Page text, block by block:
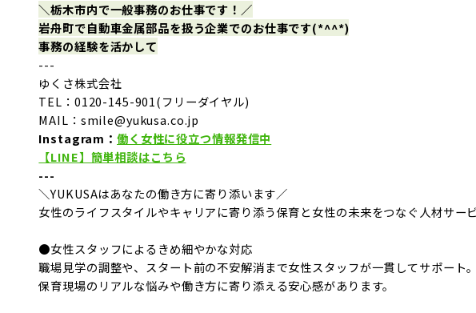
＼栃木市内で一般事務のお仕事です！／
岩舟町で自動車金属部品を扱う企業でのお仕事です(*^^*)
事務の経験を活かして
---
ゆくさ株式会社
TEL：0120-145-901(フリーダイヤル)
MAIL：smile@yukusa.co.jp
Instagram：働く女性に役立つ情報発信中
【LINE】簡単相談はこちら
---
＼YUKUSAはあなたの働き方に寄り添います／
女性のライフスタイルやキャリアに寄り添う保育と女性の未来をつなぐ人材サービ
●女性スタッフによるきめ細やかな対応
職場見学の調整や、スタート前の不安解消まで女性スタッフが一貫してサポート。
保育現場のリアルな悩みや働き方に寄り添える安心感があります。